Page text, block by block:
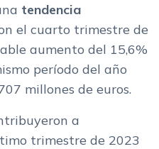
tendencia
el cuarto trimestre de
aumento del 15,6%
período del año
millones de euros.
a
trimestre de 2023